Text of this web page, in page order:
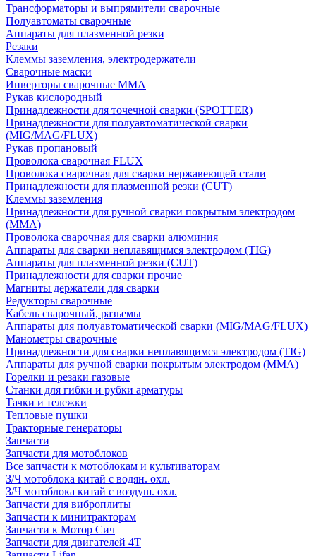
Трансформаторы и выпрямители сварочные
Полуавтоматы сварочные
Аппараты для плазменной резки
Резаки
Клеммы заземления, электродержатели
Сварочные маски
Инверторы сварочные ММА
Рукав кислородный
Принадлежности для точечной сварки (SPOTTER)
Принадлежности для полуавтоматической сварки
(MIG/MAG/FLUX)
Рукав пропановый
Проволока сварочная FLUX
Проволока сварочная для сварки нержавеющей стали
Принадлежности для плазменной резки (CUT)
Клеммы заземления
Принадлежности для ручной сварки покрытым электродом
(MMA)
Проволока сварочная для сварки алюминия
Аппараты для сварки неплавящимся электродом (TIG)
Аппараты для плазменной резки (CUT)
Принадлежности для сварки прочие
Магниты держатели для сварки
Редукторы сварочные
Кабель сварочный, разъемы
Аппараты для полуавтоматической сварки (MIG/MAG/FLUX)
Манометры сварочные
Принадлежности для сварки неплавящимся электродом (TIG)
Аппараты для ручной сварки покрытым электродом (MMA)
Горелки и резаки газовые
Станки для гибки и рубки арматуры
Тачки и тележки
Тепловые пушки
Тракторные генераторы
Запчасти
Запчасти для мотоблоков
Все запчасти к мотоблокам и культиваторам
З/Ч мотоблока китай с водян. охл.
З/Ч мотоблока китай с воздуш. охл.
Запчасти для виброплиты
Запчасти к минитракторам
Запчасти к Мотор Сич
Запчасти для двигателей 4Т